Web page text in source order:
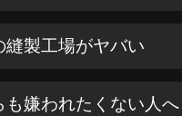
縫製工場がヤバい
も嫌われたくない人へ